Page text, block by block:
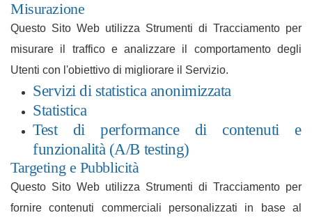
Misurazione
Questo Sito Web utilizza Strumenti di Tracciamento per
misurare il traffico e analizzare il comportamento degli
Utenti con l'obiettivo di migliorare il Servizio.
Servizi di statistica anonimizzata
Statistica
Test di performance di contenuti e
funzionalità (A/B testing)
Targeting e Pubblicità
Questo Sito Web utilizza Strumenti di Tracciamento per
fornire contenuti commerciali personalizzati in base al